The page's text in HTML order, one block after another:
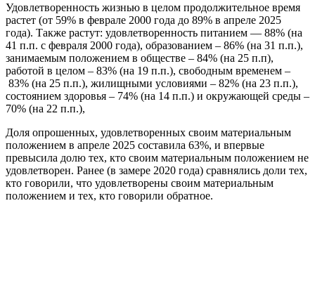
Удовлетворенность жизнью в целом продолжительное время
растет (от 59% в феврале 2000 года до 89% в апреле 2025
года). Также растут: удовлетворенность питанием — 88% (на
41 п.п. с февраля 2000 года), образованием – 86% (на 31 п.п.),
занимаемым положением в обществе – 84% (на 25 п.п),
работой в целом – 83% (на 19 п.п.), свободным временем –
83% (на 25 п.п.), жилищными условиями – 82% (на 23 п.п.),
состоянием здоровья – 74% (на 14 п.п.) и окружающей среды –
70% (на 22 п.п.),
Доля опрошенных, удовлетворенных своим материальным
положением в апреле 2025 составила 63%, и впервые
превысила долю тех, кто своим материальным положением не
удовлетворен. Ранее (в замере 2020 года) сравнялись доли тех,
кто говорили, что удовлетворены своим материальным
положением и тех, кто говорили обратное.